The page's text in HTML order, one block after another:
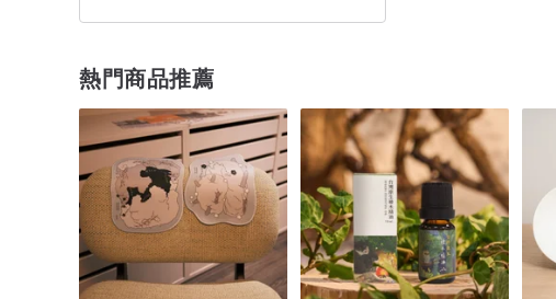
熱門商品推薦